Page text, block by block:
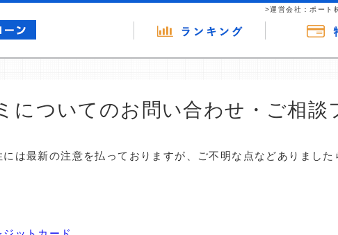
>運営会社：ポート
についてのお問い合わせ・ご相談
は最新の注意を払っておりますが、ご不明な点などありまし